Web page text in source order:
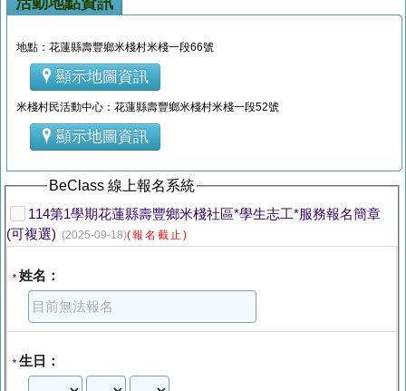
地點：花蓮縣壽豐鄉米棧村米棧一段66號
顯示地圖資訊
米棧村民活動中心：花蓮縣壽豐鄉米棧村米棧一段52號
顯示地圖資訊
BeClass 線上報名系統
114第1學期花蓮縣壽豐鄉米棧社區*學生志工*服務報名簡章
(可複選) (2025-09-18)(報名截止)
* 姓名：
* 生日：